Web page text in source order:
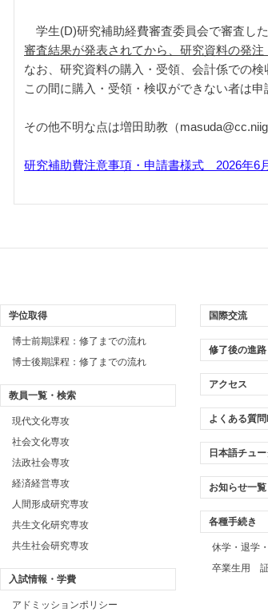
学生(D)研究補助経費審査委員会で審査し
審査結果が発表されてから、研究資料の発
なお、研究資料の購入・受領、会計係での
この間に購入・受領・検収ができない者は申
その他不明な点は増田助教（
研究補助費注意事項・申請書様式　2026年6
学位取得
博士前期課程：修了までの流れ
博士後期課程：修了までの流れ
教員一覧・検索
現代文化専攻
社会文化専攻
法政社会専攻
経済経営専攻
人間形成研究専攻
共生文化研究専攻
共生社会研究専攻
入試情報・学費
アドミッションポリシー
国際交流
修了後の進路
アクセス
よくある質
日本語チュ
お知らせ一覧
各種手続き
休学・退学
卒業生用